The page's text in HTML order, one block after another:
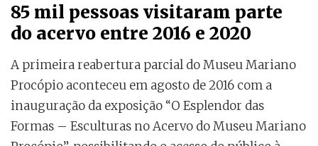
85 mil pessoas visitaram parte
do acervo entre 2016 e 2020
A primeira reabertura parcial do Museu Mariano
Procópio aconteceu em agosto de 2016 com a
inauguração da exposição “O Esplendor das
Formas – Esculturas no Acervo do Museu Mariano